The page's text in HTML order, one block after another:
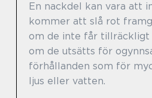
En nackdel kan vara att
kommer att slå rot
om de inte får tillräckligt
om de utsätts för
förhållanden som för
ljus eller vatten.